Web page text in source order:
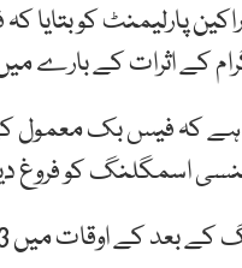
پارلیمنٹ کو بتایا
کے اثرات کے بارے
ہے کہ فیس بک معمول
جنسی اسمگلنگ کو فروغ